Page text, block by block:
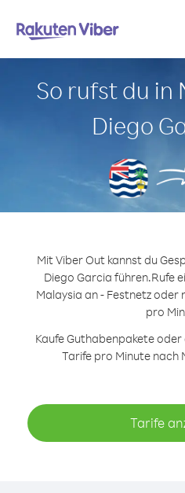
So rufst du in
Diego
Mit Viber Out kannst du
Diego Garcia führen.Rufe
Malaysia an - Festnetz oder
pro
Kaufe Guthabenpakete
Tarife pro Minute nach
Tarife